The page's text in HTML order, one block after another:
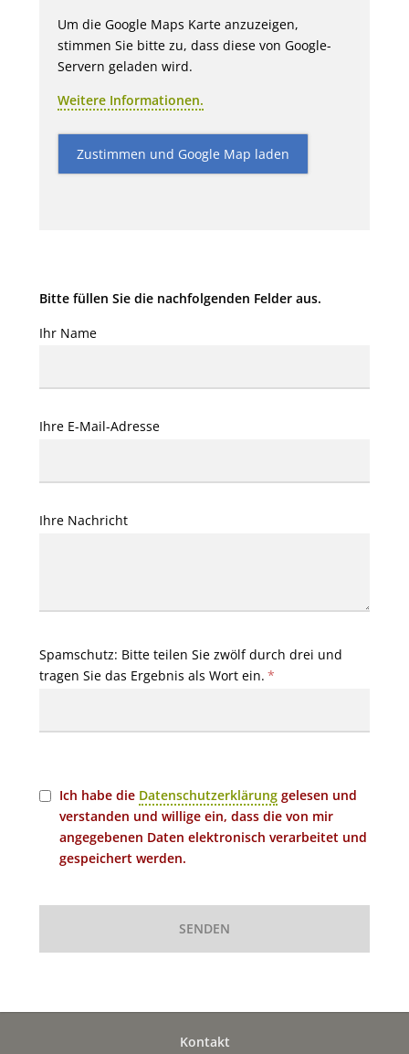
Um die Google Maps Karte anzuzeigen,
stimmen Sie bitte zu, dass diese von Google-
Servern geladen wird.
Weitere Informationen.
Zustimmen und Google Map laden
Bitte füllen Sie die nachfolgenden Felder aus.
Ihr Name
Ihre E-Mail-Adresse
Ihre Nachricht
Spamschutz: Bitte teilen Sie zwölf durch drei und
tragen Sie das Ergebnis als Wort ein. *
Ich habe die Datenschutzerklärunggelesen und
verstanden und willige ein, dass die von mir
angegebenen Daten elektronisch verarbeitet und
gespeichert werden.
SENDEN
Kontakt